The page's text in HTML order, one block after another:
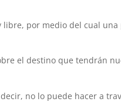
libre, por medio del cual
el destino que tendrán
no lo puede hacer a